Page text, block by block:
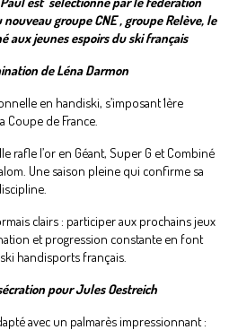
groupe CNE , groupe Relève, le
aux jeunes espoirs du ski français
de Léna Darmon
en handiski, s’imposant 1ère
de France.
rafle l’or en Géant, Super G et Combiné
Une saison pleine qui confirme sa
clairs : participer aux prochains jeux
et progression constante en font
handisports français.
pour Jules Oestreich
avec un palmarès impressionnant :